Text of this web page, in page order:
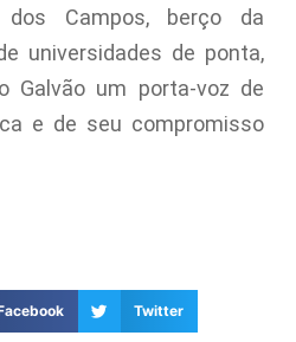
Campos, berço da
universidades de ponta,
Galvão um porta-voz de
e de seu compromisso
Twitter